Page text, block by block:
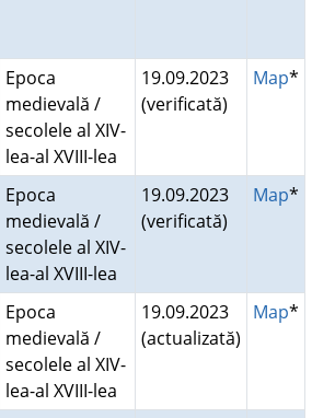
Epoca
medievală /
secolele al XIV-
lea-al XVIII-lea
19.09.2023
(verificată)
Map*
Epoca
medievală /
secolele al XIV-
lea-al XVIII-lea
19.09.2023
(verificată)
Map*
Epoca
medievală /
secolele al XIV-
lea-al XVIII-lea
19.09.2023
(actualizată)
Map*